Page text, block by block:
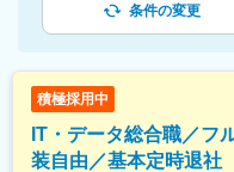
条件の変更
積極採用中
IT・データ総合職／フ
装自由／基本定時退社